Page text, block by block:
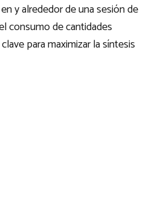
y alrededor de una sesión de
consumo de cantidades
para maximizar la síntesis